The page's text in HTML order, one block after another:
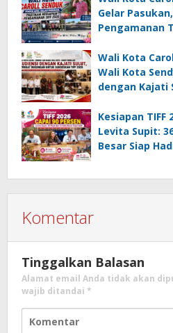
Gelar
Pengamanan
Wali Kota
Wali Kota
dengan Kajati
Kesiapan TIFF
Levita Supit:
Besar Siap
Komentar
Tinggalkan Balasan
Alamat email Anda tidak akan
wajib ditandai *